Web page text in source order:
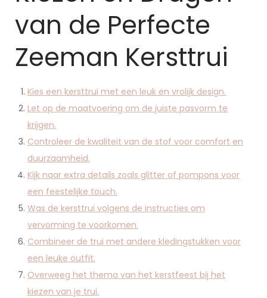
van de Perfecte
Zeeman Kersttrui
Kies een kersttrui met een leuk en vrolijk design.
Let op de maatvoering om de juiste pasvorm te
krijgen.
Controleer de kwaliteit van de stof voor comfort en
duurzaamheid.
Kijk naar extra details zoals glitter of pompons voor
een feestelijke touch.
Was de kersttrui volgens de instructies om
vervorming te voorkomen.
Combineer de trui met andere kledingstukken voor
een leuke outfit.
Overweeg het thema van het kerstfeest bij het
kiezen van je trui.